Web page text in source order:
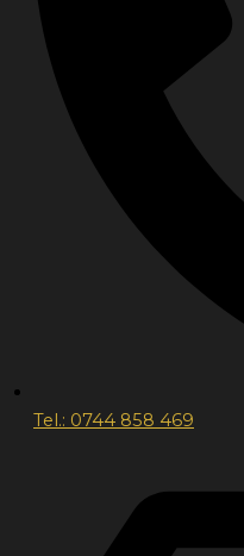
Tel.: 0744 858 469